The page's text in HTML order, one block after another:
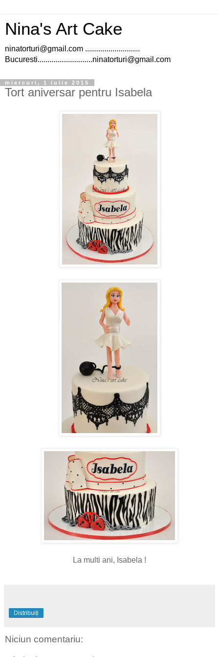
Nina's Art Cake
ninatorturi@gmail.com ............................
Bucuresti............................ninatorturi@gmail.com
miercuri, 1 iulie 2015
Tort aniversar pentru Isabela
La multi ani, Isabela !
Distribuiți
Niciun comentariu: